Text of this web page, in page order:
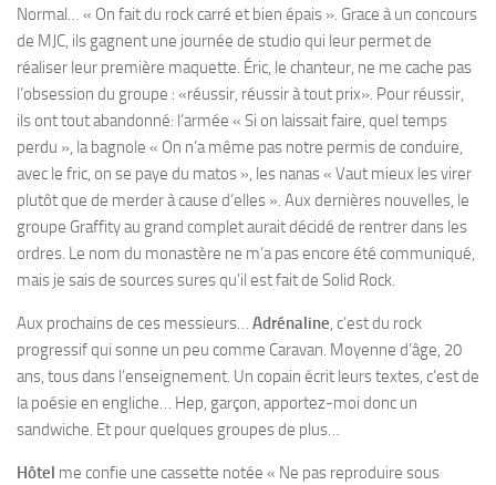
Normal… « On fait du rock carré et bien épais ». Grace à un concours
de MJC, ils gagnent une journée de studio qui leur permet de
réaliser leur première maquette. Éric, le chanteur, ne me cache pas
l’obsession du groupe : «réussir, réussir à tout prix». Pour réussir,
ils ont tout abandonné: l’armée « Si on laissait faire, quel temps
perdu », la bagnole « On n’a même pas notre permis de conduire,
avec le fric, on se paye du matos », les nanas « Vaut mieux les virer
plutôt que de merder à cause d’elles ». Aux dernières nouvelles, le
groupe Graffity au grand complet aurait décidé de rentrer dans les
ordres. Le nom du monastère ne m’a pas encore été communiqué,
mais je sais de sources sures qu’il est fait de Solid Rock.
Aux prochains de ces messieurs… Adrénaline, c’est du rock
progressif qui sonne un peu comme Caravan. Moyenne d’âge, 20
ans, tous dans l’enseignement. Un copain écrit leurs textes, c’est de
la poésie en engliche… Hep, garçon, apportez-moi donc un
sandwiche. Et pour quelques groupes de plus…
Hôtel me confie une cassette notée « Ne pas reproduire sous